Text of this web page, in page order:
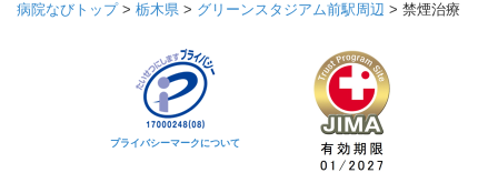
病院なびトップ> 栃木県 > グリーンスタジアム前駅周辺 > 禁煙治療
プライバシーマークについて